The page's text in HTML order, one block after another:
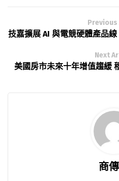
技嘉擴展 AI 與電競硬體產品
Next
美國房市未來十年增值趨緩
商